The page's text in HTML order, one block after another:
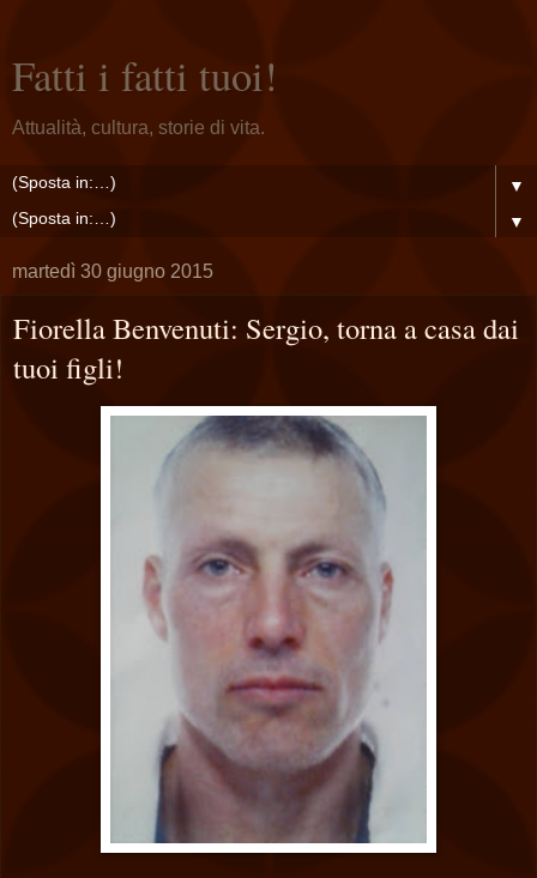
Fatti i fatti tuoi!
Attualità, cultura, storie di vita.
▼
▼
martedì 30 giugno 2015
Fiorella Benvenuti: Sergio, torna a casa dai
tuoi figli!